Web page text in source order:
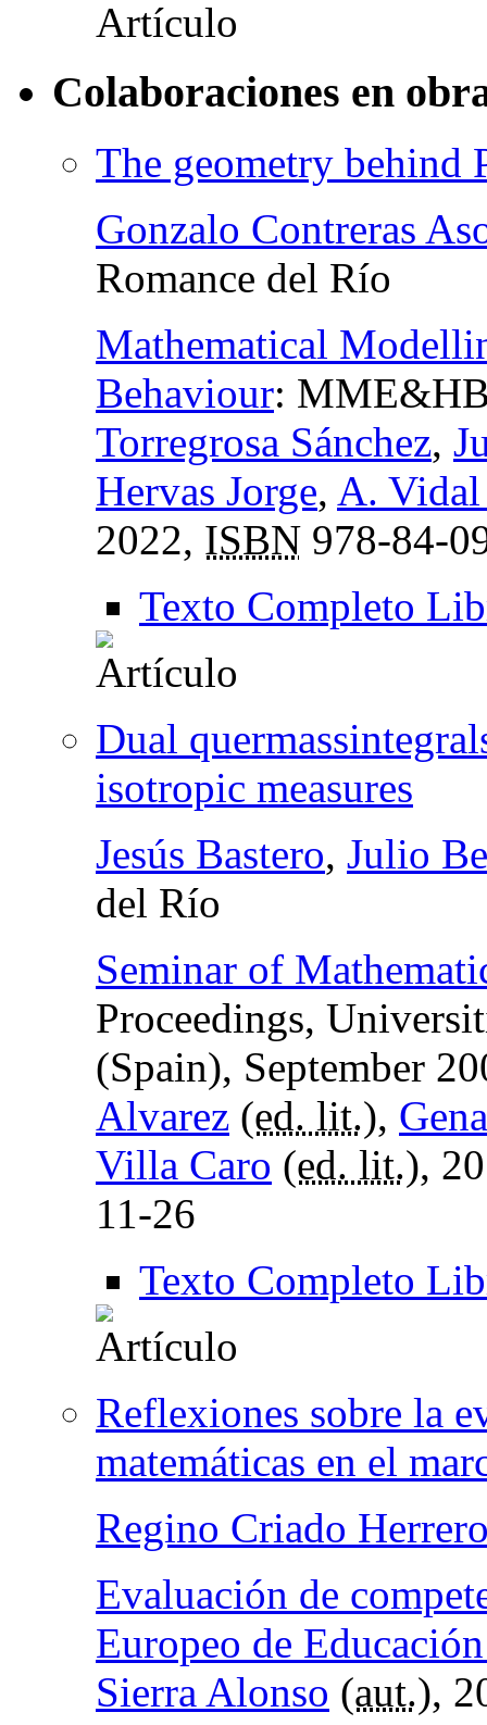
Colaboraciones en
The geometry behind
Gonzalo Contreras
Romance del Río
Mathematical
Behaviour:
Torregrosa Sánchez,
Hervas Jorge, A. Vidal
2022, ISBN 978-84-
Texto Completo
Dual
isotropic measures
Jesús Bastero, Julio
del Río
Seminar of
Proceedings,
(Spain), September
Alvarez (ed. lit.),
Villa Caro (ed. lit.),
11-26
Texto Completo
Reflexiones sobre la
matemáticas en el
Regino Criado
Evaluación de
Europeo de
Sierra Alonso (aut.),